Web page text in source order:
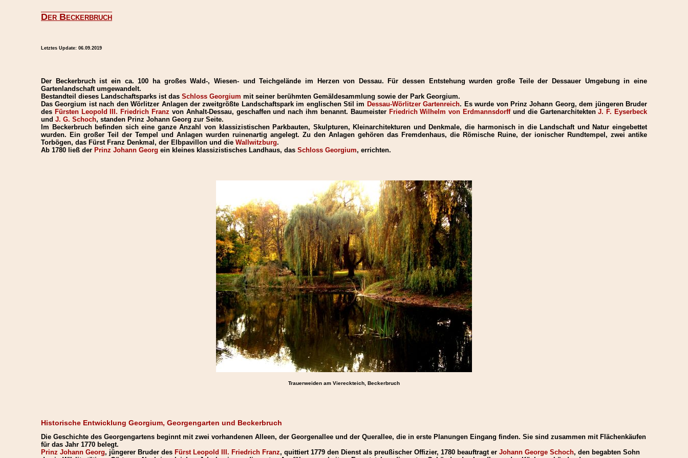
Der Beckerbruch
Letztes Update: 06.09.2019
Der Beckerbruch ist ein ca. 100 ha großes Wald-, Wiesen- und Teichgelände im Herzen von Dessau. Für dessen Entstehung wurden große Teile der Dessauer Umgebung in eine
Gartenlandschaft umgewandelt.
Bestandteil dieses Landschaftsparks ist das Schloss Georgium mit seiner berühmten Gemäldesammlung sowie der Park Georgium.
Das Georgium ist nach den Wörlitzer Anlagen der zweitgrößte Landschaftspark im englischen Stil im Dessau-Wörlitzer Gartenreich. Es wurde von Prinz Johann Georg, dem jüngeren Bruder
des Fürsten Leopold III. Friedrich Franz von Anhalt-Dessau, geschaffen und nach ihm benannt. Baumeister Friedrich Wilhelm von Erdmannsdorffund die GartenarchitektenJ. F. Eyserbeck
und J. G. Schoch, standen Prinz Johann Georg zur Seite.
Im Beckerbruch befinden sich eine ganze Anzahl von klassizistischen Parkbauten, Skulpturen, Kleinarchitekturen und Denkmale, die harmonisch in die Landschaft und Natur eingebettet
wurden. Ein großer Teil der Tempel und Anlagen wurden ruinenartig angelegt. Zu den Anlagen gehören das Fremdenhaus, die Römische Ruine, der ionischer Rundtempel, zwei antike
Torbögen, das Fürst Franz Denkmal, der Elbpavillon und die Wallwitzburg.
Ab 1780 ließ der Prinz Johann Georg ein kleines klassizistisches Landhaus, das Schloss Georgium, errichten.
Trauerweiden am Viereckteich, Beckerbruch
Historische Entwicklung Georgium, Georgengarten und Beckerbruch
Die Geschichte des Georgengartens beginnt mit zwei vorhandenen Alleen, der Georgenallee und der Querallee, die in erste Planungen Eingang finden. Sie sind zusammen mit Flächenkäufen
für das Jahr 1770 belegt.
Prinz Johann Georg, jüngerer Bruder des Fürst Leopold III. Friedrich Franz, quittiert 1779 den Dienst als preußischer Offizier, 1780 beauftragt er Johann George Schoch, den begabten Sohn